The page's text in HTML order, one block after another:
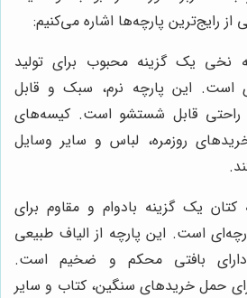
رایج‌ترین پارچه‌ها اشاره می‌کنیم:
نخی یک گزینه محبوب برای تولید
است. این پارچه نرم، سبک و قابل
قابل شستشو است. کیسه‌های
روزمره، لباس و سایر وسایل
کتان یک گزینه بادوام و مقاوم برای
است. این پارچه از الیاف طبیعی
بافتی محکم و ضخیم است.
حمل خریدهای سنگین، کتاب و سایر